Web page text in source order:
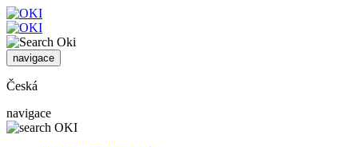
navigace
Česká
navigace